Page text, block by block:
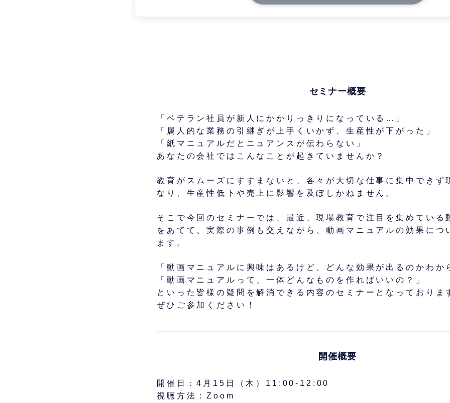
セミナー概要
「ベテラン社員が新人にかかりっきりになっている…」
「属人的な業務の引継ぎが上手くいかず、生産性が下がった」
「紙マニュアルだとニュアンスが伝わらない」
あなたの会社ではこんなことが起きていませんか？
教育がスムーズにすすまないと、各々が大切な仕事に集中できず
なり、生産性低下や売上に影響を及ぼしかねません。
そこで今回のセミナーでは、最近、現場教育で注目を集めている
をあてて、実際の事例も交えながら、動画マニュアルの効果につ
ます。
「動画マニュアルに興味はあるけど、どんな効果が出るのかわか
「動画マニュアルって、一体どんなものを作ればいいの？」
といった皆様の疑問を解消できる内容のセミナーとなっておりま
ぜひご参加ください！
開催概要
開催日：4月15日（木）11:00-12:00
視聴方法：Zoom